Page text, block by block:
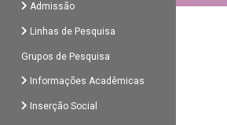
Admissão
Linhas de Pesquisa
Grupos de Pesquisa
Informações Acadêmicas
Inserção Social